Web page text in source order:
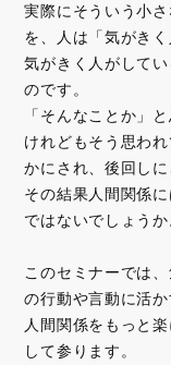
実際にそういう小
を、人は「気がきく
気がきく人がして
のです。
「そんなことか」
けれどもそう思わ
かにされ、後回しに
その結果人間関係
ではないでしょうか
このセミナーでは
の行動や言動に活か
人間関係をもっと
して参ります。